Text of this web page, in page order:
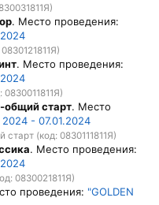
. Место проведения:
. Место проведения:
общий старт. Место
- 07.01.2024
(код: 0830111811Я)
. Место проведения:
0830021811Я)
проведения: "GOLDEN